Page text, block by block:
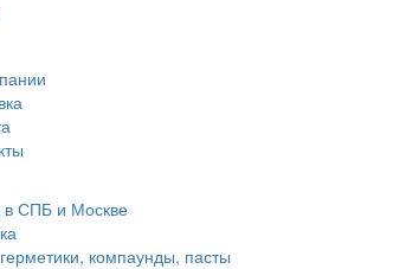
в СПБ и Москве
компаунды, пасты